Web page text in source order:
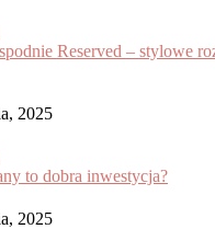
Reserved – stylowe
2025
to dobra inwestycja?
2025